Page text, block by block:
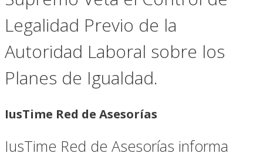
Legalidad Previo de la
Autoridad Laboral sobre los
Planes de Igualdad.
IusTime Red de Asesorías
IusTime Red de Asesorías informa